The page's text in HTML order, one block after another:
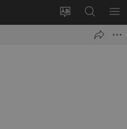
사이트
로그인
(새로운
JW.ORG
검색
메